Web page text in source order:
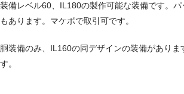
装備レベル60、IL180の製作可能な装備です。
もあります。マケボで取引可です。
胴装備のみ、IL160の同デザインの装備がありま
す。